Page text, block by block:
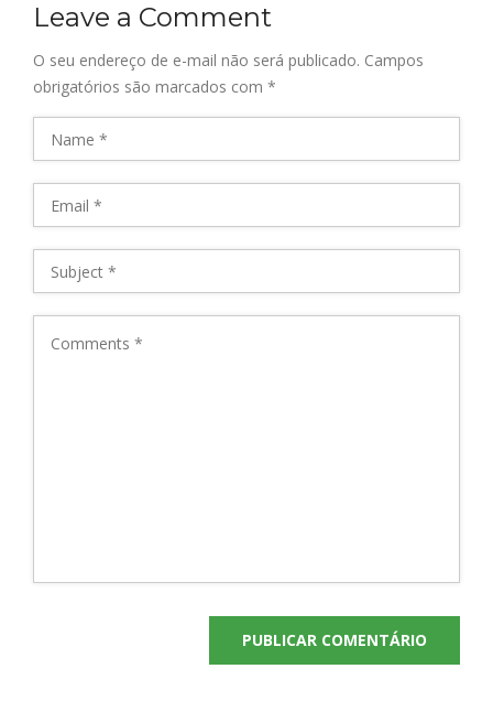
Leave a Comment
O seu endereço de e-mail não será publicado. Campos
obrigatórios são marcados com *